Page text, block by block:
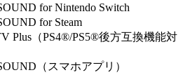
for Nintendo Switch
for Steam
Plus（PS4®/PS5®後方互換機能対
（スマホアプリ）